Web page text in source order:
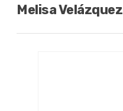
Melisa Velázquez